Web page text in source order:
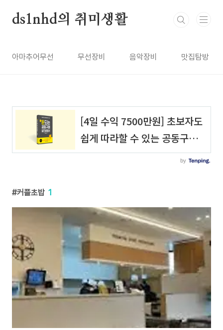
ds1nhd의 취미생활
아마추어무선 무선장비 음악장비 맛집탐방
커플초밥 1